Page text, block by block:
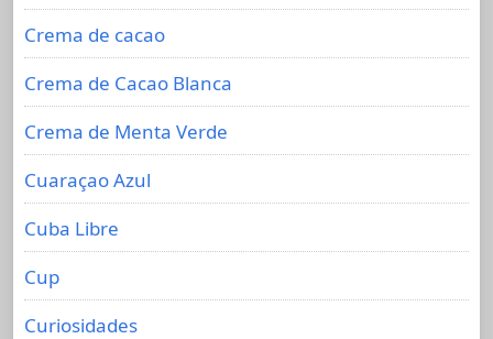
Crema de cacao
Crema de Cacao Blanca
Crema de Menta Verde
Cuaraçao Azul
Cuba Libre
Cup
Curiosidades